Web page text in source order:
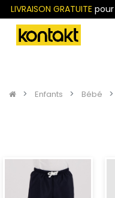
LIVRAISON GRATUITE
Enfants Bébé